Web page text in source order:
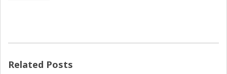
Related Posts